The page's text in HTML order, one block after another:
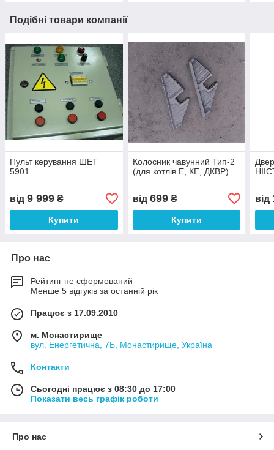
Подібні товари компанії
Пульт керування ШЕТ
5901
від 9 999 ₴
Купити
Колосник чавунний Тип-2
(для котлів Е, КЕ, ДКВР)
від 699₴
Купити
від
Про нас
Рейтинг не сформований
Менше 5 відгуків за останній рік
Працює з 17.09.2010
м. Монастирище
вул. Енергетична, 7Б, Монастирище, Україна
Контакти
Сьогодні працює з 08:30 до 17:00
Показати весь графік роботи
Про нас